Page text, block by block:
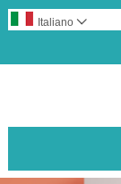
Italiano 